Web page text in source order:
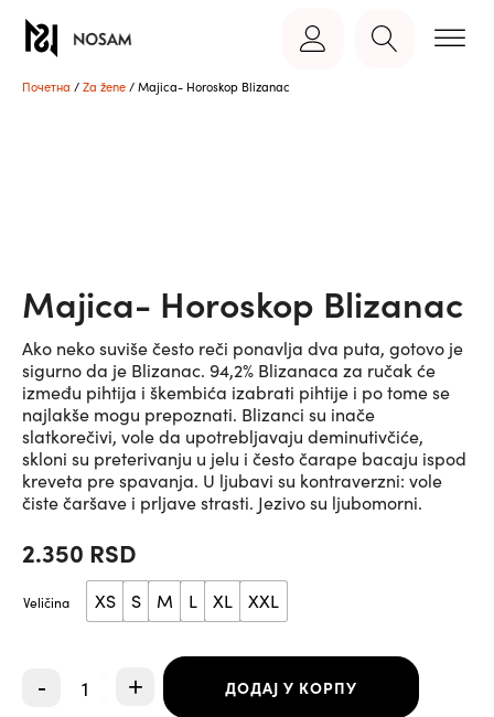
Почетна / Za žene / Majica- Horoskop Blizanac
Majica- Horoskop Blizanac
Ako neko suviše često reči ponavlja dva puta, gotovo je
sigurno da je Blizanac. 94,2% Blizanaca za ručak će
između pihtija i škembića izabrati pihtije i po tome se
najlakše mogu prepoznati. Blizanci su inače
slatkorečivi, vole da upotrebljavaju deminutivčiće,
skloni su preterivanju u jelu i često čarape bacaju ispod
kreveta pre spavanja. U ljubavi su kontraverzni: vole
čiste čaršave i prljave strasti. Jezivo su ljubomorni.
2.350 RSD
Veličina XS S M L XL XXL
-
Horoskop
+ ДОДАЈ У КОРПУ